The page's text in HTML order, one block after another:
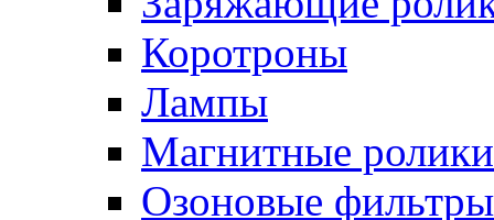
Коротроны
Лампы
Магнитные ролики
Озоновые фильтры